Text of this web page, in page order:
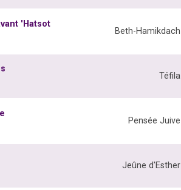
'Hatsot
Beth-Hamikdach
Téfila
Pensée Juive
Jeûne d'Esther